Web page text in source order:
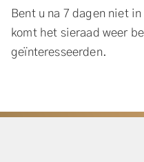
Bent u na 7 dagen niet
komt het sieraad weer
geïnteresseerden.